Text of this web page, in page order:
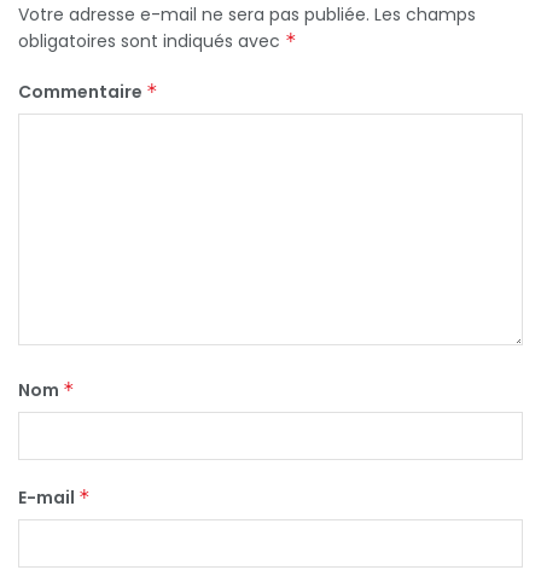
Votre adresse e-mail ne sera pas publiée. Les champs
obligatoires sont indiqués avec *
Commentaire *
Nom *
E-mail *